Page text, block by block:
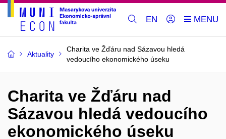
EN
Aktuality
Charita ve Žďáru nad Sázavou hledá
vedoucího ekonomického úseku
Charita ve Žďáru nad
Sázavou hledá vedoucího
ekonomického úseku